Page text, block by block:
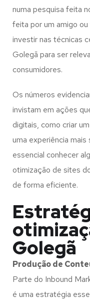
numa pesquisa feita
feita por um amigo
investir nas técnicas
Golegã para ser
consumidores.
Os números
invistam em ações
digitais, como criar
uma experiência
essencial conhecer
otimização de sites
de forma eficiente.
Golegã
Produção de
Parte do Inbound
é uma estratégia